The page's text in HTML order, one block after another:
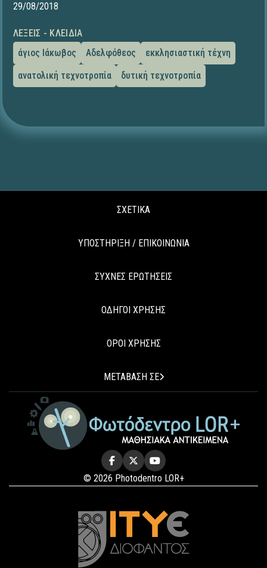
29/08/2018
ΛΈΞΕΙΣ - ΚΛΕΙΔΙΆ
άγιος Ιάκωβος
Αδελφόθεος
εκκλησιαστική τέχνη
ανατολική τεχνοτροπία
δυτική τεχνοτροπία
ΣΧΕΤΙΚΑ
ΥΠΟΣΤΗΡΙΞΗ / ΕΠΙΚΟΙΝΩΝΙΑ
ΣΥΧΝΕΣ ΕΡΩΤΗΣΕΙΣ
ΟΔΗΓΟΙ ΧΡΗΣΗΣ
ΟΡΟΙ ΧΡΗΣΗΣ
ΜΕΤΑΒΑΣΗ ΣΕ
© 2026 Photodentro LOR+